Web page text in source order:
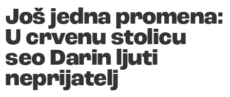
Još jedna promena:
U crvenu stolicu
seo Darin ljuti
neprijatelj